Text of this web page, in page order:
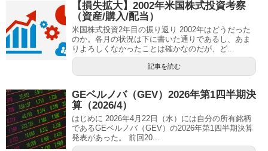
【損失拡大】2002年米国株式投資考察
（資産/購入/配当）
米国株式投資2年目の振り返り 2002年はどうだった
のか。各月の状況は下に書いた通りであるし、あま
りよろしくなかったことは確かなのだが、ど...
記事を読む
GEベルノバ（GEV）2026年第1四半期決
算（2026/4）
はじめに 2026年4月22日（水）には自分の所有銘柄
であるGEベルノバ（GEV）の2026年第1四半期決算
発表があった。 前回20...